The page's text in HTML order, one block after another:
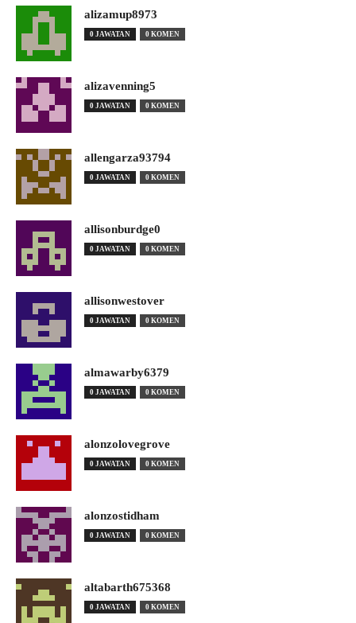
alizamup8973
0 JAWATAN 0 KOMEN
alizavenning5
0 JAWATAN 0 KOMEN
allengarza93794
0 JAWATAN 0 KOMEN
allisonburdge0
0 JAWATAN 0 KOMEN
allisonwestover
0 JAWATAN 0 KOMEN
almawarby6379
0 JAWATAN 0 KOMEN
alonzolovegrove
0 JAWATAN 0 KOMEN
alonzostidham
0 JAWATAN 0 KOMEN
altabarth675368
0 JAWATAN 0 KOMEN